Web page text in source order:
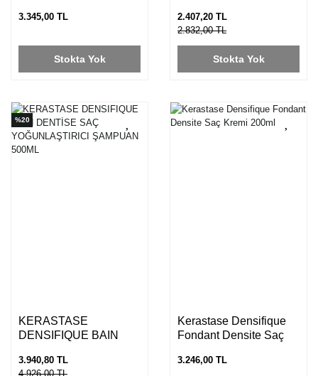
3.345,00 TL
Stokta Yok
2.407,20 TL
2.832,00 TL
Stokta Yok
%20
KERASTASE
DENSIFIQUE BAIN
YOĞUNLAŞTIRICI
3.940,80 TL
4.926,00 TL
Kerastase Densifique
Fondant Densite Saç
3.246,00 TL